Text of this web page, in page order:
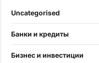
Uncategorised
Банки и кредиты
Бизнес и инвестиции